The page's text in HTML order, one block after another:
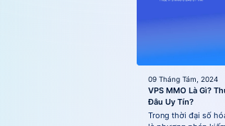
09 Tháng Tám, 2024
VPS MMO Là Gì?
Đâu Uy Tín?
Trong thời đại số